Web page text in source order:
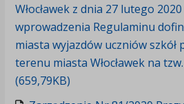
Włocławek z dnia 27 lutego
wprowadzenia Regulaminu
miasta wyjazdów uczniów szkół
terenu miasta Włocławek na
(659,79KB)